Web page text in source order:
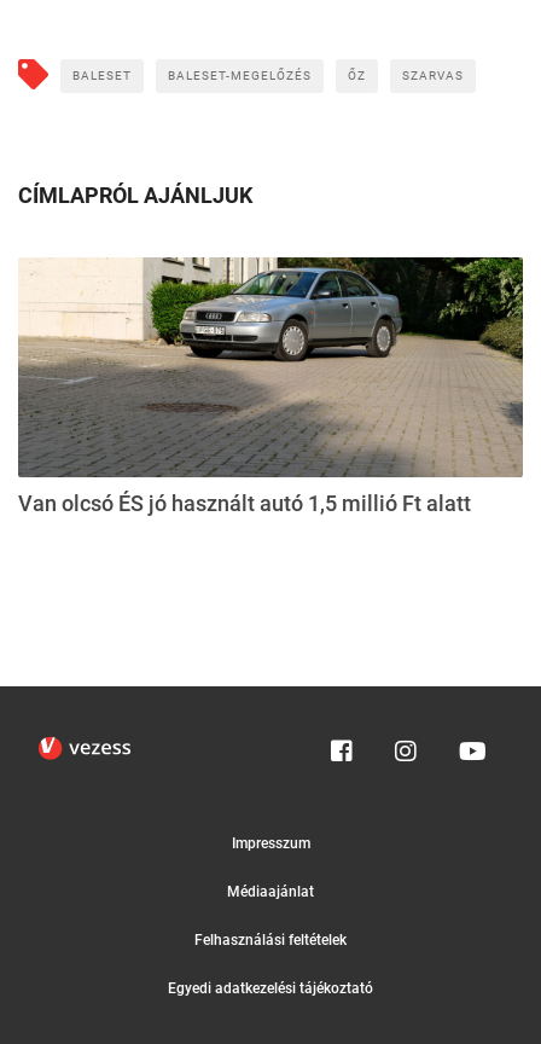
BALESET BALESET-MEGELŐZÉS ŐZ SZARVAS
CÍMLAPRÓL AJÁNLJUK
Van olcsó ÉS jó használt autó 1,5 millió Ft alatt
Impresszum
Médiaajánlat
Felhasználási feltételek
Egyedi adatkezelési tájékoztató